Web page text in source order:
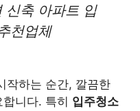
신축 아파트 입
천업체
작하는 순간, 깔끔한
니다. 특히 입주청소